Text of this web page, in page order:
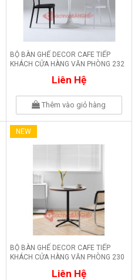
BỘ BÀN GHẾ DECOR CAFE TIẾP
KHÁCH CỬA HÀNG VĂN PHÒNG 232
Liên Hệ
Thêm vào giỏ hàng
NEW
BỘ BÀN GHẾ DECOR CAFE TIẾP
KHÁCH CỬA HÀNG VĂN PHÒNG 230
Liên Hệ